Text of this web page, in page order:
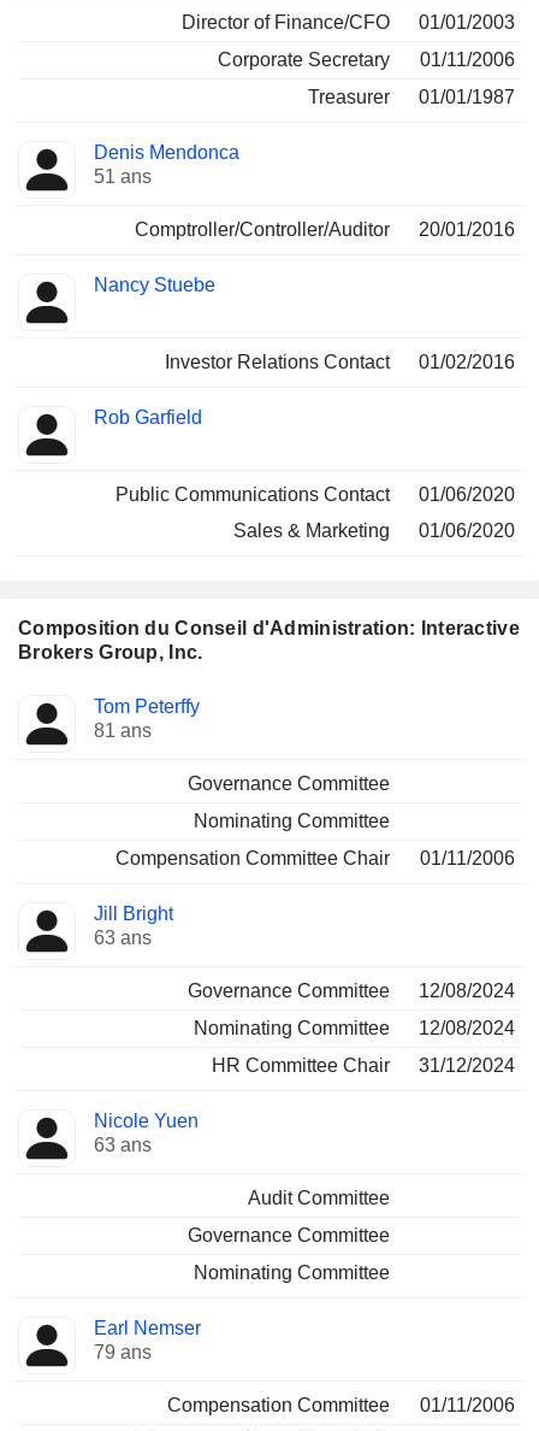
Director of Finance/CFO
01/01/2003
Corporate Secretary
01/11/2006
Treasurer
01/01/1987
Denis Mendonca
51 ans
Comptroller/Controller/Auditor 20/01/2016
Nancy Stuebe
Investor Relations Contact 01/02/2016
Rob Garfield
Public Communications Contact
01/06/2020
Sales & Marketing
01/06/2020
Composition du Conseil d'Administration: Interactive
Brokers Group, Inc.
Administrateur Comités
Tom Peterffy
81 ans
Governance Committee
Nominating Committee
Compensation Committee Chair
01/11/2006
Jill Bright
63 ans
Governance Committee
12/08/2024
Nominating Committee
12/08/2024
HR Committee Chair
31/12/2024
Nicole Yuen
63 ans
Audit Committee
Governance Committee
Nominating Committee
Earl Nemser
79 ans
Compensation Committee
01/11/2006